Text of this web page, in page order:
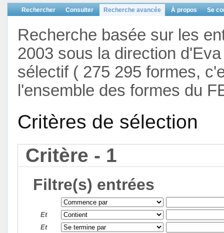
Rechercher Consulter Recherche avancée À propos Se
Recherche basée sur les
2003 sous la direction
sélectif ( 275 295 formes,
l'ensemble des formes du
Critères de sélection
Critère - 1
Filtre(s) entrées
Et
Et